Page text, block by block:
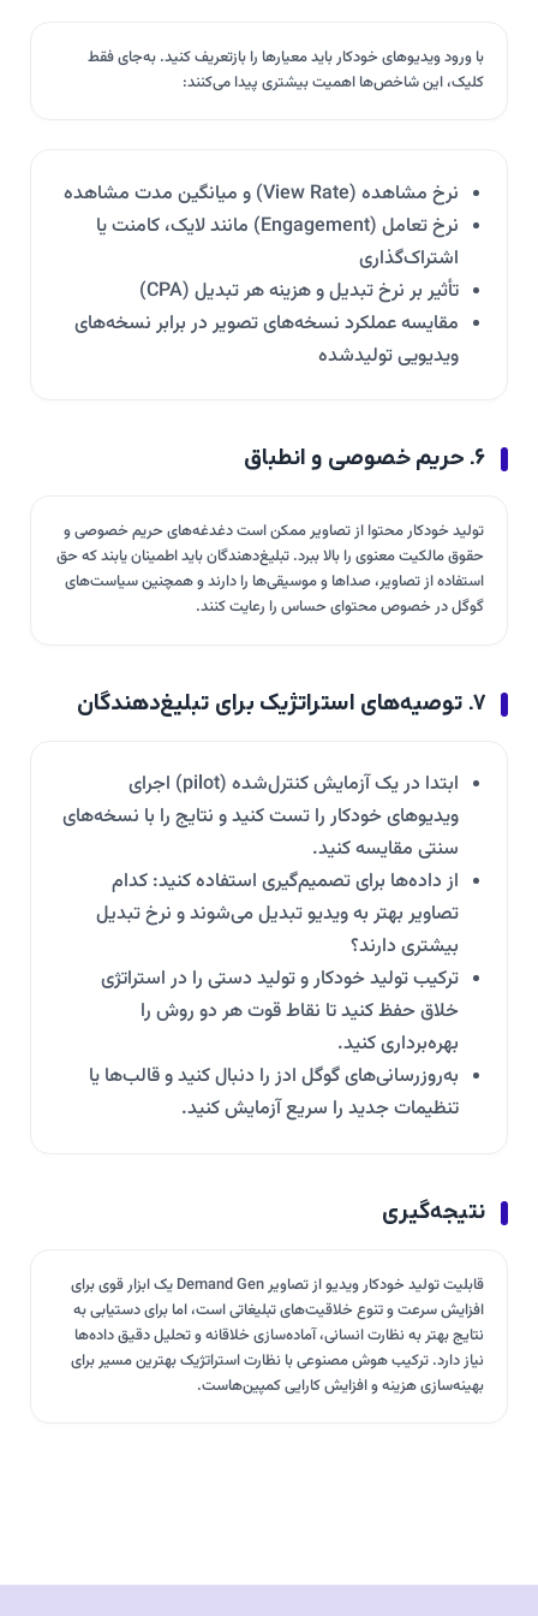
با ورود ویدیوهای خودکار باید معیارها را بازتعریف کنید. به‌جای فقط
کلیک، این شاخص‌ها اهمیت بیشتری پیدا می‌کنند:
نرخ مشاهده (View Rate) و میانگین مدت مشاهده
نرخ تعامل (Engagement) مانند لایک، کامنت یا
اشتراک‌گذاری
تأثیر بر نرخ تبدیل و هزینه هر تبدیل (CPA)
مقایسه عملکرد نسخه‌های تصویر در برابر نسخه‌های
ویدیویی تولیدشده
۶. حریم خصوصی و انطباق
تولید خودکار محتوا از تصاویر ممکن است دغدغه‌های حریم خصوصی و
حقوق مالکیت معنوی را بالا ببرد. تبلیغ‌دهندگان باید اطمینان یابند که حق
استفاده از تصاویر، صداها و موسیقی‌ها را دارند و همچنین سیاست‌های
گوگل در خصوص محتوای حساس را رعایت کنند.
۷. توصیه‌های استراتژیک برای تبلیغ‌دهندگان
ابتدا در یک آزمایش کنترل‌شده (pilot) اجرای
ویدیوهای خودکار را تست کنید و نتایج را با نسخه‌های
سنتی مقایسه کنید.
از داده‌ها برای تصمیم‌گیری استفاده کنید: کدام
تصاویر بهتر به ویدیو تبدیل می‌شوند و نرخ تبدیل
بیشتری دارند؟
ترکیب تولید خودکار و تولید دستی را در استراتژی
خلاق حفظ کنید تا نقاط قوت هر دو روش را
بهره‌برداری کنید.
به‌روزرسانی‌های گوگل ادز را دنبال کنید و قالب‌ها یا
تنظیمات جدید را سریع آزمایش کنید.
نتیجه‌گیری
قابلیت تولید خودکار ویدیو از تصاویر Demand Gen یک ابزار قوی برای
افزايش سرعت و تنوع خلاقیت‌های تبلیغاتی است، اما برای دستیابی به
نتایج بهتر به نظارت انسانی، آماده‌سازی خلاقانه و تحلیل دقیق داده‌ها
نیاز دارد. ترکیب هوش مصنوعی با نظارت استراتژیک بهترین مسیر برای
بهینه‌سازی هزینه و افزایش کارایی کمپین‌هاست.